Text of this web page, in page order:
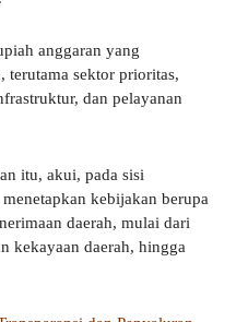
anggaran yang
terutama sektor prioritas,
dan pelayanan
itu, akui, pada sisi
kebijakan berupa
daerah, mulai dari
kekayaan daerah, hingga